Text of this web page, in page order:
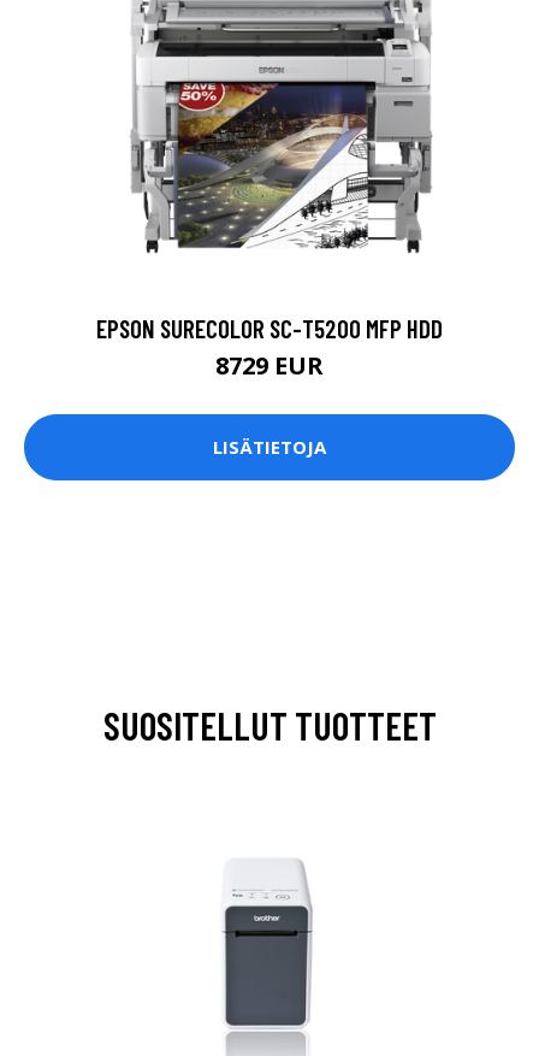
EPSON SURECOLOR SC-T5200 MFP HDD
8729 EUR
LISÄTIETOJA
SUOSITELLUT TUOTTEET